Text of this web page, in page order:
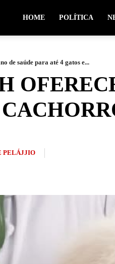
HOME POLÍTICA
de saúde para até 4 gatos e...
PELÁJJIO